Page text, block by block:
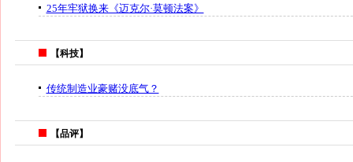
25年牢狱换来《迈克尔·莫顿法案》
【科技】
传统制造业豪赌没底气？
【品评】